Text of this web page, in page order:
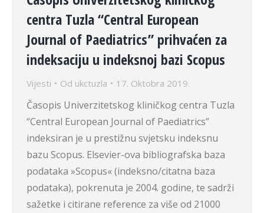
centra Tuzla “Central European
Journal of Paediatrics” prihvaćen za
indeksaciju u indeksnoj bazi Scopus
Vijesti Od ukctuzla 17. Oktobra 2019.
Časopis Univerzitetskog kliničkog centra Tuzla
“Central European Journal of Paediatrics”
indeksiran je u prestižnu svjetsku indeksnu
bazu Scopus. Elsevier-ova bibliografska baza
podataka »Scopus« (indeksno/citatna baza
podataka), pokrenuta je 2004. godine, te sadrži
sažetke i citirane reference za više od 21000